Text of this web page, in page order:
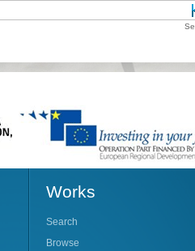
Works
Search
Browse